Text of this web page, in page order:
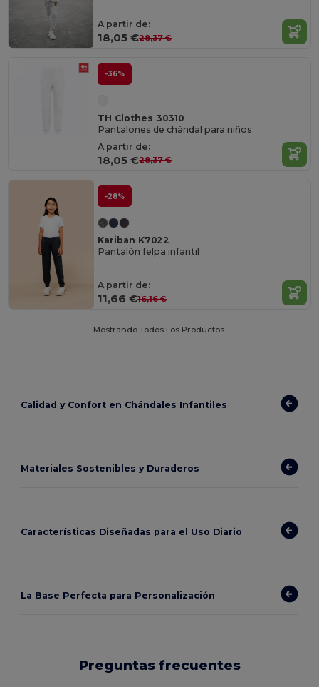
A partir de:
18,05 €28,37 €
-36%
TH Clothes 30310
Pantalones de chándal para niños
A partir de:
18,05 €28,37 €
-28%
Kariban K7022
Pantalón felpa infantil
A partir de:
11,66 €16,16 €
Mostrando Todos Los Productos.
Calidad y Confort en Chándales Infantiles
Materiales Sostenibles y Duraderos
Características Diseñadas para el Uso Diario
La Base Perfecta para Personalización
Preguntas frecuentes